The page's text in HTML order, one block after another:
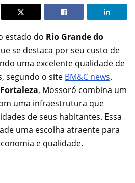
estado do Rio Grande do
se destaca por seu custo de
uma excelente qualidade de
segundo o site BM&C news.
Fortaleza, Mossoró combina um
uma infraestrutura que
de seus habitantes. Essa
uma escolha atraente para
e qualidade.